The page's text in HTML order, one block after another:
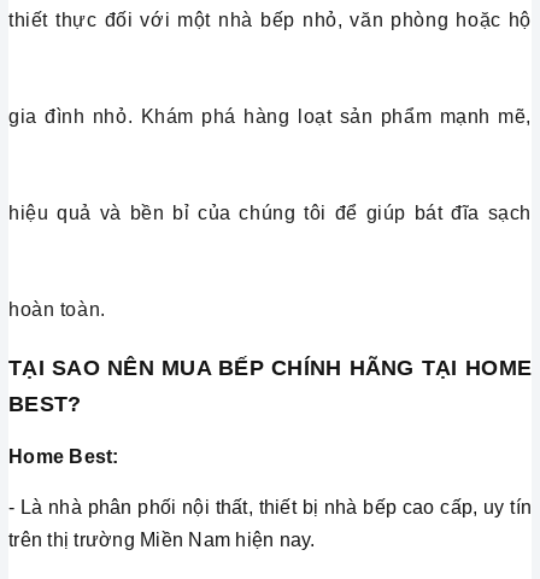
thiết thực đối với một nhà bếp nhỏ, văn phòng hoặc hộ
gia đình nhỏ. Khám phá hàng loạt sản phẩm mạnh mẽ,
hiệu quả và bền bỉ của chúng tôi để giúp bát đĩa sạch
hoàn toàn.
TẠI SAO NÊN MUA BẾP CHÍNH HÃNG TẠI HOME
BEST?
Home Best:
- Là nhà phân phối nội thất, thiết bị nhà bếp cao cấp, uy tín
trên thị trường Miền Nam hiện nay.